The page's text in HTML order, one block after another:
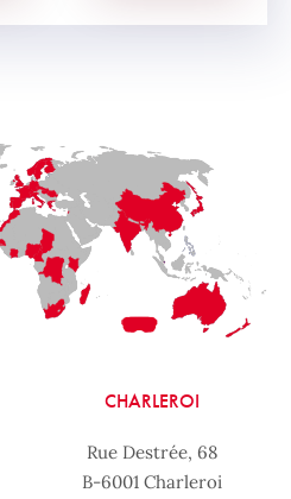
CHARLEROI
Rue Destrée, 68
B-6001 Charleroi